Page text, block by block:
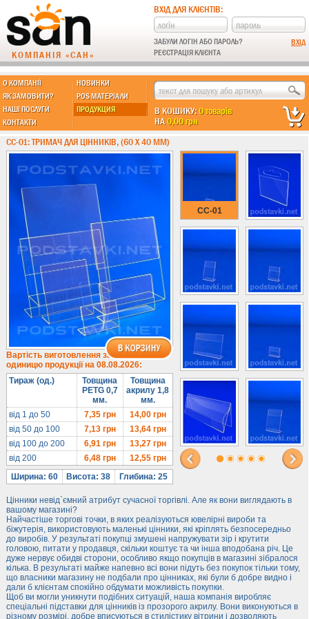
КОМПАНІЯ «САН»
ВХІД ДЛЯ КЛІЄНТІВ:
ЗАБУЛИ ЛОГІН АБО ПАРОЛЬ?
РЕЄСТРАЦІЯ КЛІЄНТА
О КОМПАНІЇ
НОВИНКИ
ЯК ЗАМОВИТИ?
POS МАТЕРІАЛИ
НАШІ ПОСЛУГИ
ПРОДУКЦИЯ
КОНТАКТИ
В КОШИКУ:0 товарів
НА0,00 грн
МЫ ДЕЛАЕМ:
Підставки із пластику
Новинки !!!
Різні підставки
Під поліграфію
Навісні кишені
Менюхолдери
Під мобільні
Під біжутерію
Гірки та подіуми
Під косметику
Під солодке
Для хот-догів
Лототрони
Ящики з акрилу
Цінники
Засоби захисту
Інформ. стенди
Підлогові стійки
CC-01: ТРИМАЧ ДЛЯ ЦІННИКІВ, (60 Х 40 ММ)
Вартість виготовлення за
одиницю продукції на 08.08.2026:
Тираж (од.)
Товщина
PETG 0,7
мм.
Товщина
акрилу 1,8
мм.
від 1 до 50
7,35грн 14,00грн
від 50 до 100
7,13грн 13,64грн
від 100 до 200
6,91грн 13,27грн
від 200
6,48грн 12,55грн
Ширина: 60
Висота: 38 Глибина: 25
Цінники невід`ємний атрибут сучасної торгівлі. Але як вони виглядають в
вашому магазині?
Найчастіше торгові точки, в яких реалізуються ювелірні вироби та
біжутерія, використовують маленькі цінники, які кріплять безпосередньо
до виробів. У результаті покупці змушені напружувати зір і крутити
головою, питати у продавця, скільки коштує та чи інша вподобана річ. Це
дуже нервує обидві сторони, особливо якщо покупців в магазині зібралося
кілька. В результаті майже напевно всі вони підуть без покупок тільки тому,
що власники магазину не подбали про цінниках, які були б добре видно і
дали б клієнтам спокійно обдумати можливість покупки.
Щоб ви могли уникнути подібних ситуацій, наша компанія виробляє
спеціальні підставки для цінників із прозорого акрилу. Вони виконуються в
різному розмірі, добре вписуються в стилістику вітрини і дозволяють
CC-01